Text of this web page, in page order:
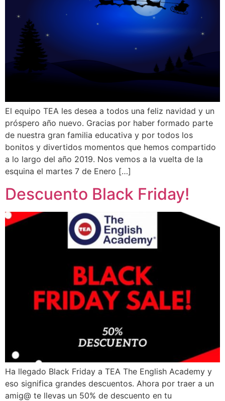
El equipo TEA les desea a todos una feliz navidad y un
próspero año nuevo. Gracias por haber formado parte
de nuestra gran familia educativa y por todos los
bonitos y divertidos momentos que hemos compartido
a lo largo del año 2019. Nos vemos a la vuelta de la
esquina el martes 7 de Enero […]
Descuento Black Friday!
Ha llegado Black Friday a TEA The English Academy y
eso significa grandes descuentos. Ahora por traer a un
amig@ te llevas un 50% de descuento en tu